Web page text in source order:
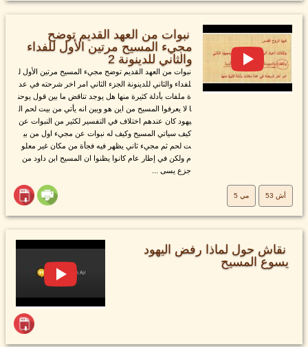
نبوات من العهد القديم توضح
مجيء المسيح مرتين الأول للفداء
والثاني للدينونة 2
نبوات من العهد القديم توضح مجيء المسيح مرتين الأول ل
لفداء والثاني للدينونة الجزء الثاني امر اخر شرحته في عد
ة ملفات بأدلة كثيرة منها هل يوجد تناقض ما بين قول يوحن
ا لا يعرفوا المسيح من اين هو وبين انه يأتي من بيت لحم ال
يهود كان عندهم اختلاف في التفسير لكثير من النبوات عن
كيف سياتي المسيح وكيف له نبوات عن مجيء اول من بي
ت لحم ثم مجيء ثاني يظهر فيه فجأة من مكان غير معلو
م ولكن في إطار عام كانوا يظنوا ان المسيح ابن داود من
جزع يسى ...
أش 53 مي 5
نقاش حول لماذا رفض اليهود
يسوع المسيح